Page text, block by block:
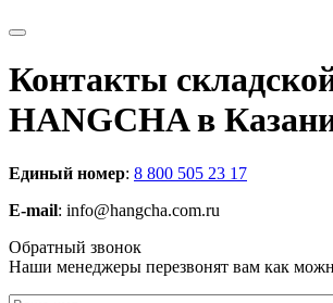
Контакты
HANGCHA в
Единый номер: 8 800 505 23 17
E-mail: info@hangcha.com.ru
Обратный звонок
Наши менеджеры перезвонят вам как